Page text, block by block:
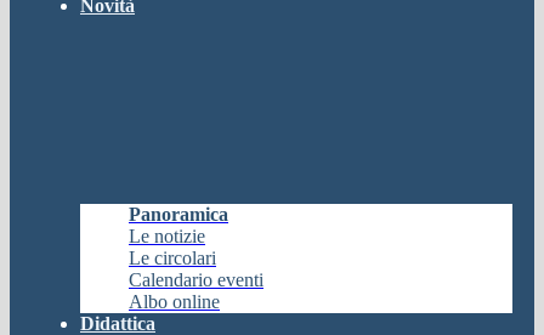
Novità
Panoramica
Le notizie
Le circolari
Calendario eventi
Albo online
Didattica